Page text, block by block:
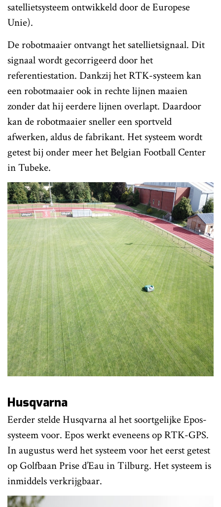
satellietsysteem ontwikkeld door de Europese
Unie).
De robotmaaier ontvangt het satellietsignaal. Dit
signaal wordt gecorrigeerd door het
referentiestation. Dankzij het RTK-systeem kan
een robotmaaier ook in rechte lijnen maaien
zonder dat hij eerdere lijnen overlapt. Daardoor
kan de robotmaaier sneller een sportveld
afwerken, aldus de fabrikant. Het systeem wordt
getest bij onder meer het Belgian Football Center
in Tubeke.
Husqvarna
Eerder stelde Husqvarna al het soortgelijkeEpos-
systeemvoor. Epos werkt eveneens op RTK-GPS.
In augustus werd het systeem voor het eerst getest
op Golfbaan Prise d’Eauin Tilburg. Het systeem is
inmiddels verkrijgbaar.